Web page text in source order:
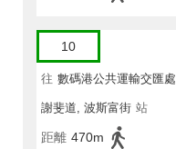
10
往 數碼港公共運輸交匯處
謝斐道, 波斯富街 站
距離 470m